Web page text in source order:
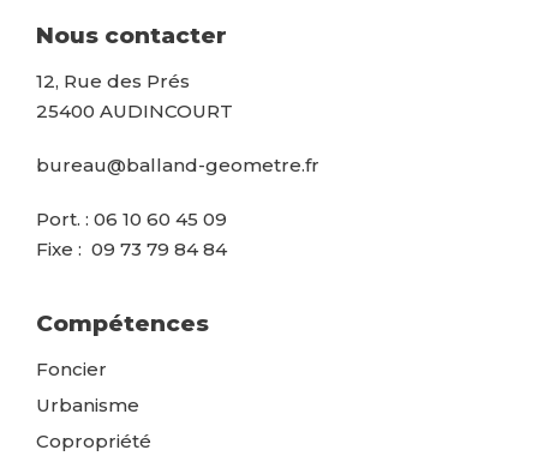
Nous contacter
12, Rue des Prés
25400 AUDINCOURT
bureau@balland-geometre.fr
Port. : 06 10 60 45 09
Fixe : 09 73 79 84 84
Compétences
Foncier
Urbanisme
Copropriété